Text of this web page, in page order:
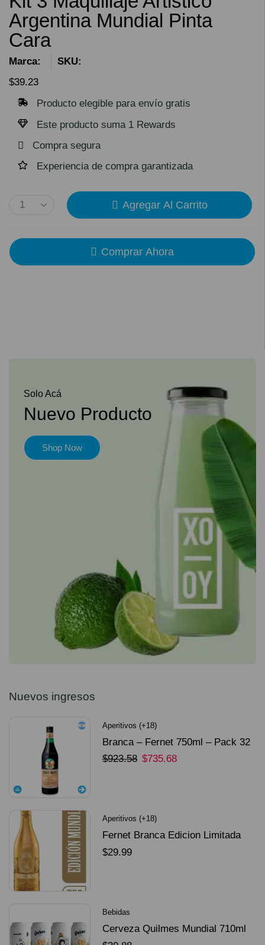
Argentina Mundial Pinta
Cara
Marca:
SKU:
$39.23
Producto elegible para envío gratis
Este producto suma 1 Rewards
Compra segura
Experiencia de compra garantizada
Agregar Al Carrito
Comprar Ahora
Solo Acá
Nuevo Producto
Shop Now
Nuevos ingresos
Aperitivos (+18)
Branca – Fernet 750ml – Pack 32
Unidades
$923.58 $735.68
Aperitivos (+18)
Fernet Branca Edicion Limitada
Dorado Mundial
$29.99
Bebidas
Cerveza Quilmes Mundial 710ml